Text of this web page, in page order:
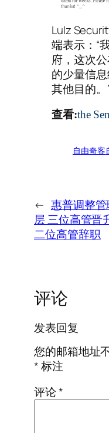
Lulz
端表示：“
府，这次
的少量信
其他目的。
查看:the
自由奇客
← 惠普调整管
层 三位高管晋
二位高管辞职
评论
发表回复
您的邮箱地址
*标注
评论*